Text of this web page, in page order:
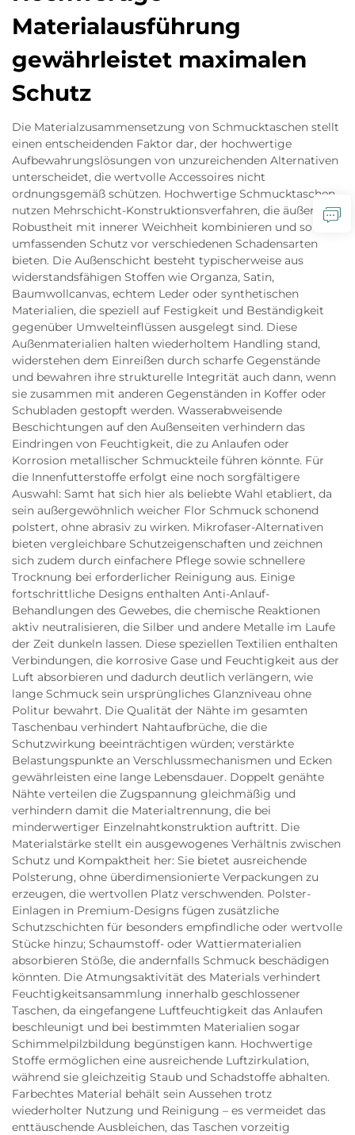
Materialausführung
gewährleistet maximalen
Schutz
Die Materialzusammensetzung von Schmucktaschen stellt
einen entscheidenden Faktor dar, der hochwertige
Aufbewahrungslösungen von unzureichenden Alternativen
unterscheidet, die wertvolle Accessoires nicht
ordnungsgemäß schützen. Hochwertige Schmucktaschen
nutzen Mehrschicht-Konstruktionsverfahren, die äußere
Robustheit mit innerer Weichheit kombinieren und so
umfassenden Schutz vor verschiedenen Schadensarten
bieten. Die Außenschicht besteht typischerweise aus
widerstandsfähigen Stoffen wie Organza, Satin,
Baumwollcanvas, echtem Leder oder synthetischen
Materialien, die speziell auf Festigkeit und Beständigkeit
gegenüber Umwelteinflüssen ausgelegt sind. Diese
Außenmaterialien halten wiederholtem Handling stand,
widerstehen dem Einreißen durch scharfe Gegenstände
und bewahren ihre strukturelle Integrität auch dann, wenn
sie zusammen mit anderen Gegenständen in Koffer oder
Schubladen gestopft werden. Wasserabweisende
Beschichtungen auf den Außenseiten verhindern das
Eindringen von Feuchtigkeit, die zu Anlaufen oder
Korrosion metallischer Schmuckteile führen könnte. Für
die Innenfutterstoffe erfolgt eine noch sorgfältigere
Auswahl: Samt hat sich hier als beliebte Wahl etabliert, da
sein außergewöhnlich weicher Flor Schmuck schonend
polstert, ohne abrasiv zu wirken. Mikrofaser-Alternativen
bieten vergleichbare Schutzeigenschaften und zeichnen
sich zudem durch einfachere Pflege sowie schnellere
Trocknung bei erforderlicher Reinigung aus. Einige
fortschrittliche Designs enthalten Anti-Anlauf-
Behandlungen des Gewebes, die chemische Reaktionen
aktiv neutralisieren, die Silber und andere Metalle im Laufe
der Zeit dunkeln lassen. Diese speziellen Textilien enthalten
Verbindungen, die korrosive Gase und Feuchtigkeit aus der
Luft absorbieren und dadurch deutlich verlängern, wie
lange Schmuck sein ursprüngliches Glanzniveau ohne
Politur bewahrt. Die Qualität der Nähte im gesamten
Taschenbau verhindert Nahtaufbrüche, die die
Schutzwirkung beeinträchtigen würden; verstärkte
Belastungspunkte an Verschlussmechanismen und Ecken
gewährleisten eine lange Lebensdauer. Doppelt genähte
Nähte verteilen die Zugspannung gleichmäßig und
verhindern damit die Materialtrennung, die bei
minderwertiger Einzelnahtkonstruktion auftritt. Die
Materialstärke stellt ein ausgewogenes Verhältnis zwischen
Schutz und Kompaktheit her: Sie bietet ausreichende
Polsterung, ohne überdimensionierte Verpackungen zu
erzeugen, die wertvollen Platz verschwenden. Polster-
Einlagen in Premium-Designs fügen zusätzliche
Schutzschichten für besonders empfindliche oder wertvolle
Stücke hinzu; Schaumstoff- oder Wattiermaterialien
absorbieren Stöße, die andernfalls Schmuck beschädigen
könnten. Die Atmungsaktivität des Materials verhindert
Feuchtigkeitsansammlung innerhalb geschlossener
Taschen, da eingefangene Luftfeuchtigkeit das Anlaufen
beschleunigt und bei bestimmten Materialien sogar
Schimmelpilzbildung begünstigen kann. Hochwertige
Stoffe ermöglichen eine ausreichende Luftzirkulation,
während sie gleichzeitig Staub und Schadstoffe abhalten.
Farbechtes Material behält sein Aussehen trotz
wiederholter Nutzung und Reinigung – es vermeidet das
enttäuschende Ausbleichen, das Taschen vorzeitig